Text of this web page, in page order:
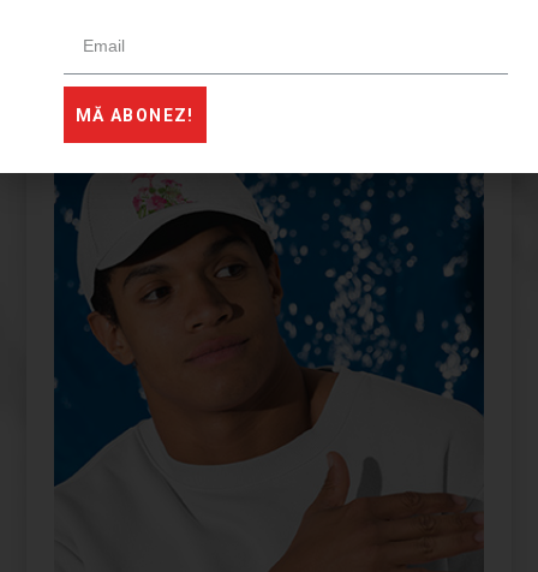
PERSONALIZEAZĂ-ȚI PRODUSUL
TĂU FUYOR
MĂ ABONEZ!